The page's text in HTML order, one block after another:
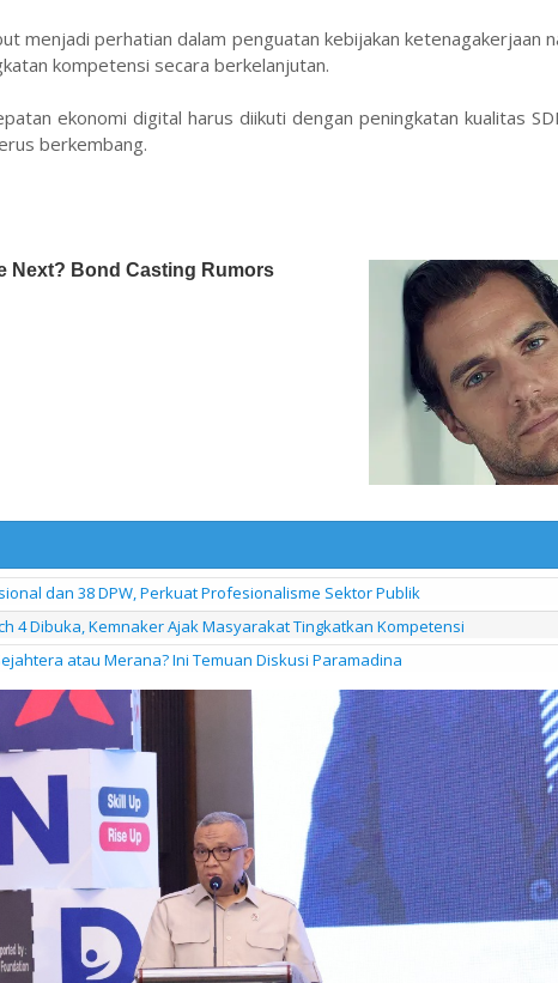
menjadi perhatian dalam penguatan kebijakan ketenagakerjaan
kompetensi secara berkelanjutan.
ekonomi digital harus diikuti dengan peningkatan kualitas
berkembang.
dan 38 DPW, Perkuat Profesionalisme Sektor Publik
4 Dibuka, Kemnaker Ajak Masyarakat Tingkatkan Kompetensi
atau Merana? Ini Temuan Diskusi Paramadina